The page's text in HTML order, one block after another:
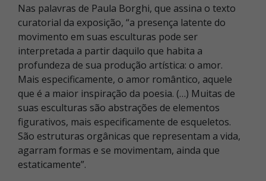
Nas palavras de Paula Borghi, que assina o texto
curatorial da exposição, “a presença latente do
movimento em suas esculturas pode ser
interpretada a partir daquilo que habita a
profundeza de sua produção artística: o amor.
Mais especificamente, o amor romântico, aquele
que é a maior inspiração da poesia. (…) Muitas de
suas esculturas são abstrações de elementos
figurativos, mais especificamente de esqueletos.
São estruturas orgânicas que representam a vida,
agarram formas e se movimentam, ainda que
estaticamente”.